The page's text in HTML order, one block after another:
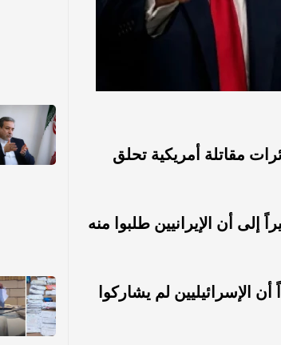
مقاتلة أمريكية تحلق
أن الإيرانيين طلبوا منه
لم يشاركوا